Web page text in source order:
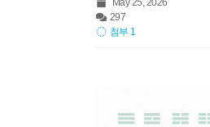
May 25, 2026
297
첨부 1